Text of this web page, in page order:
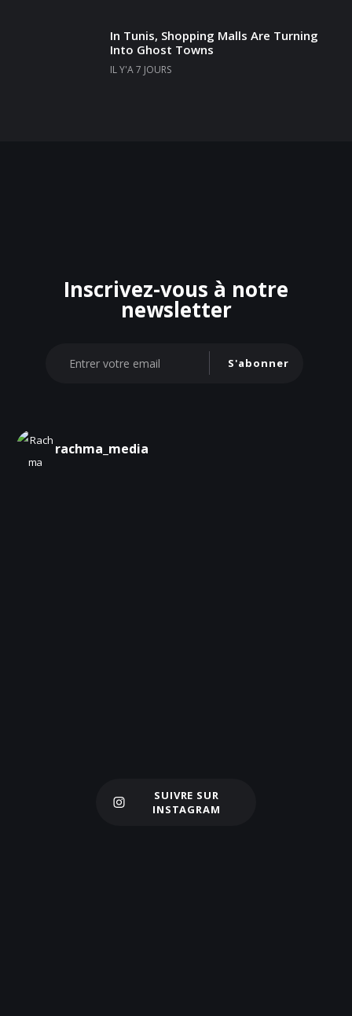
In Tunis, Shopping Malls Are Turning
Into Ghost Towns
IL Y'A 7 JOURS
Inscrivez-vous à notre
newsletter
S'abonner
rachma_media
Charger plus
SUIVRE SUR
INSTAGRAM